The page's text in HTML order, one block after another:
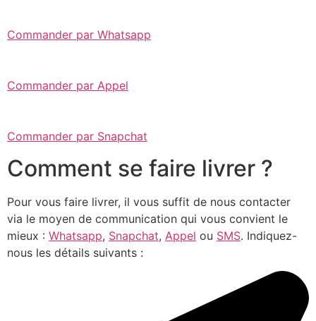
Commander par Whatsapp
Commander par Appel
Commander par Snapchat
Comment se faire livrer ?
Pour vous faire livrer, il vous suffit de nous contacter
via le moyen de communication qui vous convient le
mieux : Whatsapp, Snapchat, Appel ou SMS. Indiquez-
nous les détails suivants :